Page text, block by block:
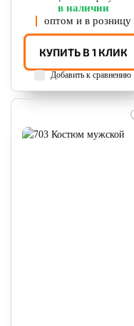
в наличии
оптом и в розницу
КУПИТЬ В 1 КЛИК
Добавить к сравнению